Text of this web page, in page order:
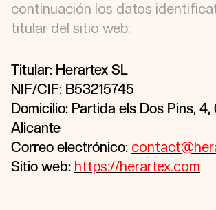
continuación los datos
titular del sitio web:
Titular: Herartex SL
NIF/CIF: B53215745
Domicilio: Partida els Dos Pins, 4,
Alicante
Correo electrónico:
Sitio web: https://herartex.com